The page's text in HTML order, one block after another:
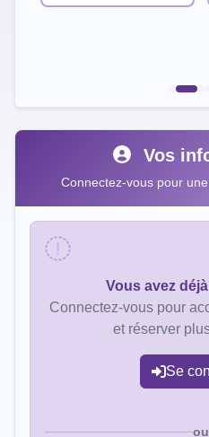
Vos
Connectez-vous pour
Vous avez
Connectez-vous pour
et réserver
Se
ou